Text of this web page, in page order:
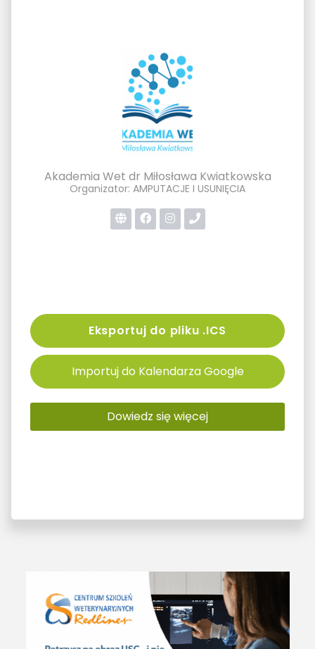
Akademia Wet dr Miłosława Kwiatkowska
Organizator: AMPUTACJE I USUNIĘCIA
Eksportuj do pliku .ICS
Importuj do Kalendarza Google
Dowiedz się więcej